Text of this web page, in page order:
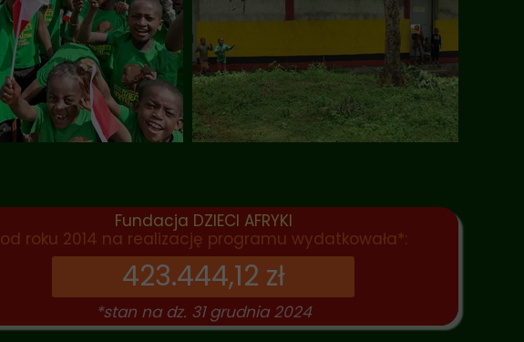
423.444,12 zł
Fundacja DZIECI AFRYKI
od roku 2014 na realizację programu wydatkowała*:
*stan na dz. 31 grudnia 2024